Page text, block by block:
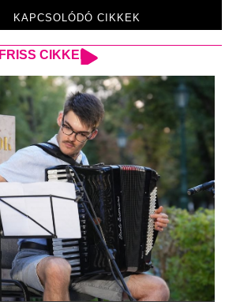
KAPCSOLÓDÓ CIKKEK
versenyen
CIKKEI